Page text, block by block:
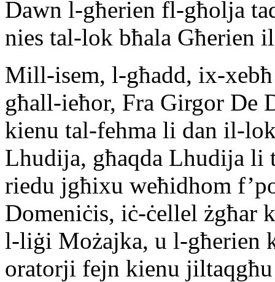
Dawn l-għerien fl-għolja
nies tal-lok bħala Għerien
Mill-isem, l-għadd, ix-
għall-ieħor, Fra Girgor De
kienu tal-fehma li dan il-
Lhudija, għaqda Lhudija li
riedu jgħixu weħidhom
Domeniċis, iċ-ċellel żgħar
l-liġi Możajka, u l-għerien
oratorji fejn kienu